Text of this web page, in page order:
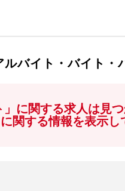
バイト・バイト・
」に関する求人は見
関する情報を表示し